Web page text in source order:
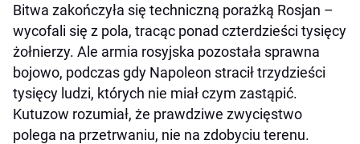
Bitwa zakończyła się techniczną porażką Rosjan –
wycofali się z pola, tracąc ponad czterdzieści tysięcy
żołnierzy. Ale armia rosyjska pozostała sprawna
bojowo, podczas gdy Napoleon stracił trzydzieści
tysięcy ludzi, których nie miał czym zastąpić.
Kutuzow rozumiał, że prawdziwe zwycięstwo
polega na przetrwaniu, nie na zdobyciu terenu.